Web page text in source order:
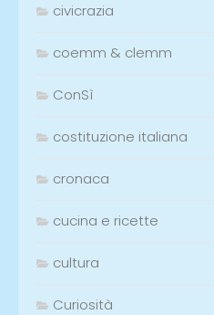
civicrazia
coemm & clemm
ConSì
costituzione italiana
cronaca
cucina e ricette
cultura
Curiosità